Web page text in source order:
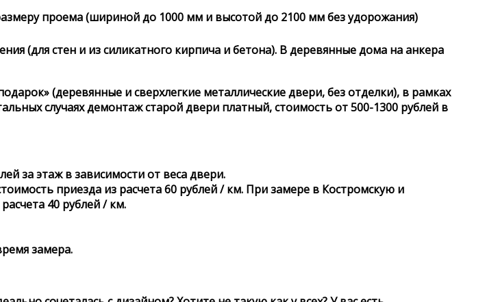
проема (шириной до 1000 мм и высотой до 2100 мм без удорожания)
(для стен и из силикатного кирпича и бетона). В деревянные дома на анкера
(деревянные и сверхлегкие металлические двери, без отделки), в рамках
случаях демонтаж старой двери платный, стоимость от 500-1300 рублей в
за этаж в зависимости от веса двери.
приезда из расчета 60 рублей / км. При замере в Костромскую и
40 рублей / км.
замера.